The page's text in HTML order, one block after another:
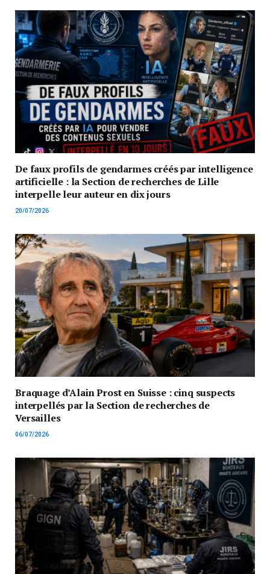
De faux profils de gendarmes créés par intelligence
artificielle : la Section de recherches de Lille
interpelle leur auteur en dix jours
20/07/2026
Braquage d’Alain Prost en Suisse : cinq suspects
interpellés par la Section de recherches de
Versailles
06/07/2026